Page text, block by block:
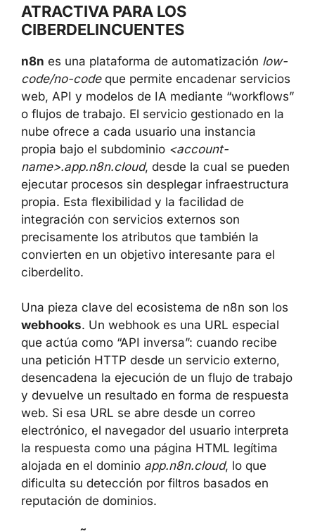
QUÉ ES N8N Y POR QUÉ RESULTA
ATRACTIVA PARA LOS
n8nes una plataforma de automatización
low-code/no-codeque permite encadenar
servicios web, API y modelos de IA mediante
“workflows” o flujos de trabajo. El servicio
gestionado en la nube ofrece a cada usuario
una instancia propia bajo el subdominio
<account-name>.app.n8n.cloud , desde la
cual se pueden ejecutar procesos sin
desplegar infraestructura propia. Esta
flexibilidad y la facilidad de integración con
servicios externos son precisamente los
atributos que también la convierten en un
Una pieza clave del ecosistema de n8n son
loswebhooks. Un webhook es una URL
especial que actúa como “API inversa”:
cuando recibe una petición HTTP desde un
servicio externo, desencadena la ejecución
de un flujo de trabajo y devuelve un resultado
en forma de respuesta web. Si esa URL se
abre desde un correo electrónico, el
navegador del usuario interpreta la respuesta
como una página HTML legítima alojada en el
dominioapp.n8n.cloud, lo que dificulta su